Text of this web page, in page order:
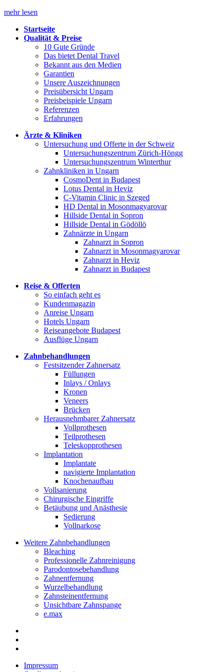
mehr lesen
Startseite
Qualität & Preise
10 Gute Gründe
Das bietet Dental Travel
Bekannt aus den Medien
Garantien
Unsere Auszeichnungen
Preisübersicht Ungarn
Preisbeispiele Ungarn
Referenzen
Erfahrungen
Ärzte & Kliniken
Untersuchung und Offerte in der Schweiz
Untersuchungszentrum Zürich-Höngg
Untersuchungszentrum Winterthur
Zahnkliniken in Ungarn
CosmoDent in Budapest
Lotus Dental in Heviz
C-Vitamin Clinic in Szeged
HD Dental in Mosonmagyarovar
Hillside Dental in Sopron
Hillside Dental in Gödöllö
Zahnärzte in Ungarn
Zahnarzt in Sopron
Zahnarzt in Mosonmagyarovar
Zahnarzt in Heviz
Zahnarzt in Budapest
Reise & Offerten
So einfach geht es
Kundenmagazin
Anreise Ungarn
Hotels Ungarn
Reiseangebote Budapest
Ausflüge Ungarn
Zahnbehandlungen
Festsitzender Zahnersatz
Füllungen
Inlays / Onlays
Kronen
Veneers
Brücken
Herausnehmbarer Zahnersatz
Vollprothesen
Teilprothesen
Teleskopprothesen
Implantation
Implantate
navigierte Implantation
Knochenaufbau
Vollsanierung
Chirurgische Eingriffe
Betäubung und Anästhesie
Sedierung
Vollnarkose
Weitere Zahnbehandlungen
Bleaching
Professionelle Zahnreinigung
Parodontosebehandlung
Zahnentfernung
Wurzelbehandlung
Zahnsteinentfernung
Unsichtbare Zahnspange
e.max
Impressum